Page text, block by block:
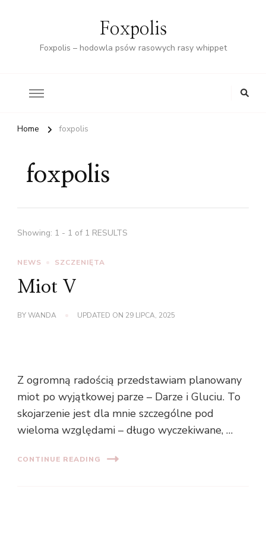
Foxpolis
Foxpolis – hodowla psów rasowych rasy whippet
Home foxpolis
foxpolis
Showing: 1 - 1 of 1 RESULTS
NEWS SZCZENIĘTA
Miot V
BYWANDA UPDATED ON 29 LIPCA, 2025
Z ogromną radością przedstawiam planowany
miot po wyjątkowej parze – Darze i Gluciu. To
skojarzenie jest dla mnie szczególne pod
wieloma względami – długo wyczekiwane, …
CONTINUE READING